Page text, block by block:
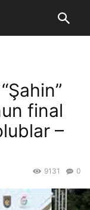
final
–
0
9131